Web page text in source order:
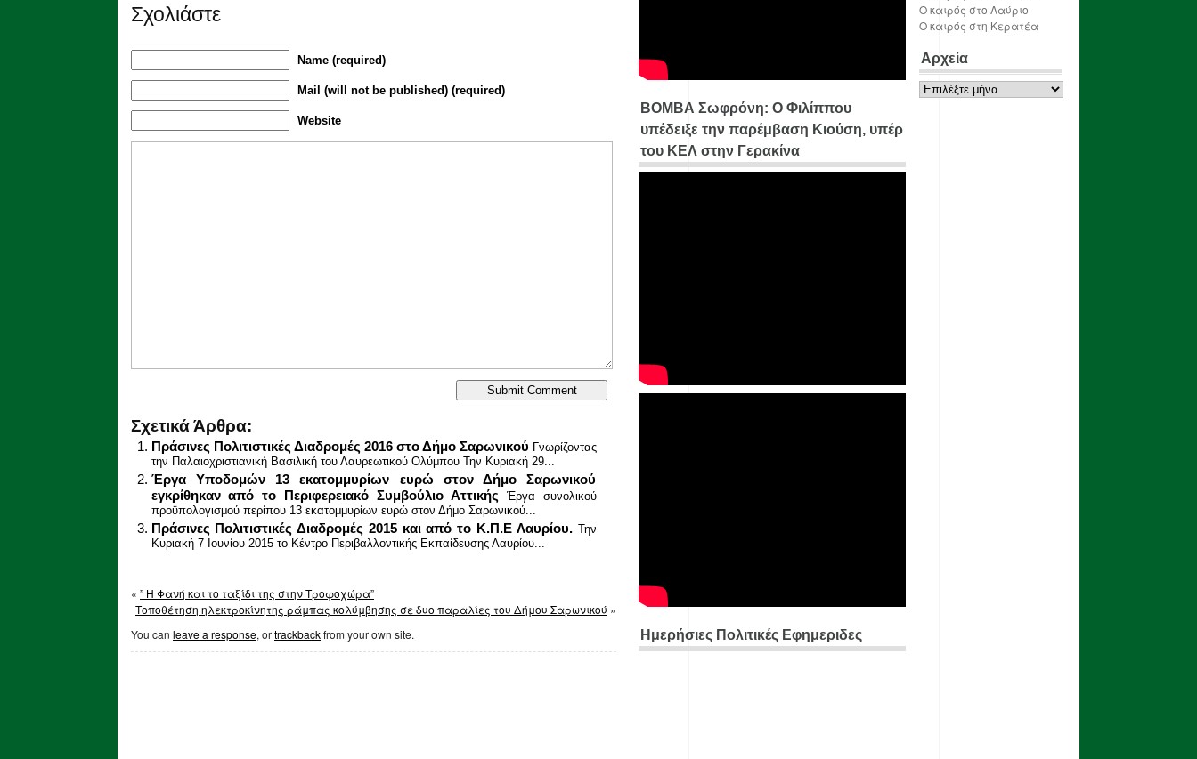
Σχολιάστε
Name (required)
Mail (will not be published) (required)
Website
Σχετικά Άρθρα:
Πράσινες Πολιτιστικές Διαδρομές 2016 στο Δήμο Σαρωνικού Γνωρίζοντας
την Παλαιοχριστιανική Βασιλική του Λαυρεωτικού Ολύμπου Την Κυριακή 29...
Έργα Υποδομών 13 εκατομμυρίων ευρώ στον Δήμο Σαρωνικού
εγκρίθηκαν από το Περιφερειακό Συμβούλιο Αττικής
Έργα συνολικού
προϋπολογισμού περίπου 13 εκατομμυρίων ευρώ στον Δήμο Σαρωνικού...
Πράσινες Πολιτιστικές Διαδρομές 2015 και από το Κ.Π.Ε Λαυρίου. Την
Κυριακή 7 Ιουνίου 2015 το Κέντρο Περιβαλλοντικής Εκπαίδευσης Λαυρίου...
« ” Η Φανή και το ταξίδι της στην Τροφοχώρα”
Τοποθέτηση ηλεκτροκίνητης ράμπας κολύμβησης σε δυο παραλίες του Δήμου Σαρωνικού »
You can leave a response, ortrackbackfrom your own site.
ΒΟΜΒΑ Σωφρόνη: Ο Φιλίππου
υπέδειξε την παρέμβαση Κιούση, υπέρ
του ΚΕΛ στην Γερακίνα
Ημερήσιες Πολιτικές Εφημεριδες
Ο καιρός στο Λαύριο
Ο καιρός στη Κερατέα
Αρχεία
Αρχεία